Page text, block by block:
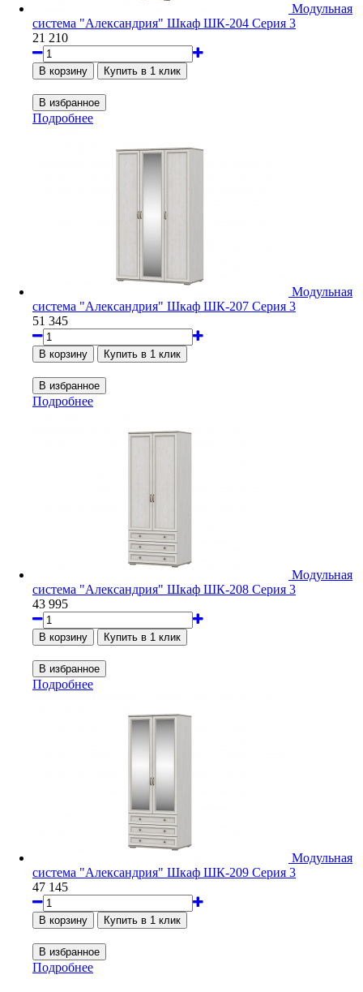
Модульная
система "Александрия" Шкаф ШК-204 Серия 3
21 210
Подробнее
Модульная
система "Александрия" Шкаф ШК-207 Серия 3
51 345
Подробнее
Модульная
система "Александрия" Шкаф ШК-208 Серия 3
43 995
Подробнее
Модульная
система "Александрия" Шкаф ШК-209 Серия 3
47 145
Подробнее